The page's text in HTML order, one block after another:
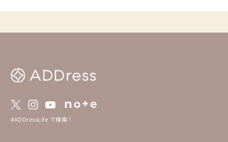
家・家守さんが受賞されたのかを見てみた
賞 ：得票数上位5件を選出 ・エリア賞
：エリア別の得票数のトップ3件を選出
：全エリアをまたぎ一定の得票数以上の
家を選出 【4.家守アワード2023とは？】 htt
ps://addresslove.notion.site/2023-a7dcbb
#ADDressLife で検索！